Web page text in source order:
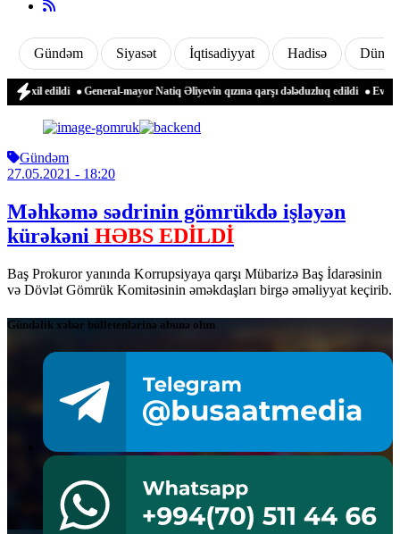
Gündəm Siyasət İqtisadiyyat Hadisə Dünya
daxil edildi General-mayor Natiq Əliyevin qızına qarşı dələduzluq edildi Evinə
Gündəm
27.05.2021 - 18:20
Məhkəmə sədrinin gömrükdə işləyən
kürəkəni HƏBS EDİLDİ
Baş Prokuror yanında Korrupsiyaya qarşı Mübarizə Baş İdarəsinin
və Dövlət Gömrük Komitəsinin əməkdaşları birgə əməliyyat keçirib.
Gündəlik xəbər bülletenlərinə abunə olun